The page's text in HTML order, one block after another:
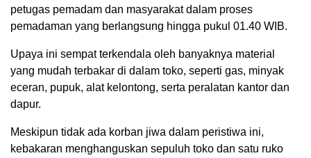
petugas pemadam dan masyarakat dalam proses
pemadaman yang berlangsung hingga pukul 01.40 WIB.
Upaya ini sempat terkendala oleh banyaknya material
yang mudah terbakar di dalam toko, seperti gas, minyak
eceran, pupuk, alat kelontong, serta peralatan kantor dan
dapur.
Meskipun tidak ada korban jiwa dalam peristiwa ini,
kebakaran menghanguskan sepuluh toko dan satu ruko